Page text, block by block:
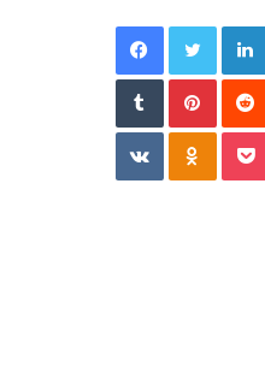
Facebook Twitter
Tumblr Pinterest
VKontakte Odnoklassniki